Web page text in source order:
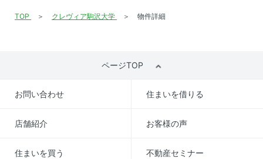
TOP クレヴィア駒沢大学 物件詳細
ページTOP
お問い合わせ 住まいを借りる
店舗紹介 お客様の声
住まいを買う 不動産セミナー